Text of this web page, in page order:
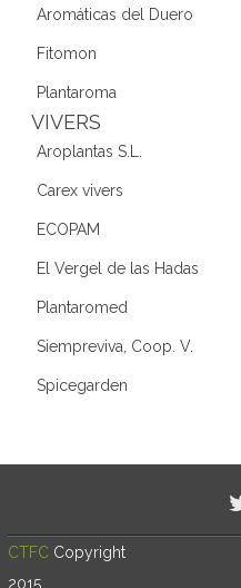
Aromáticas del Duero
Fitomon
Plantaroma
VIVERS
Aroplantas S.L.
Carex vivers
ECOPAM
El Vergel de las Hadas
Plantaromed
Siempreviva, Coop. V.
Spicegarden
CTFC Copyright
2015